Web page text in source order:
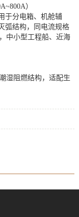
）
于分电箱、机舱辅
弧结构，同电流规格
中小型工程船、近海
湿阻燃结构，适配生